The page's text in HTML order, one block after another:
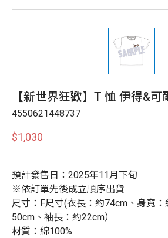
【新世界狂歡】T 恤 伊得&可
4550621448737
$1,030
預計發售日：2025年11月下旬
※依訂單先後成立順序出貨
尺寸：F尺寸(衣長：約74cm、身寬
50cm、袖長：約22cm）
材質：綿100%